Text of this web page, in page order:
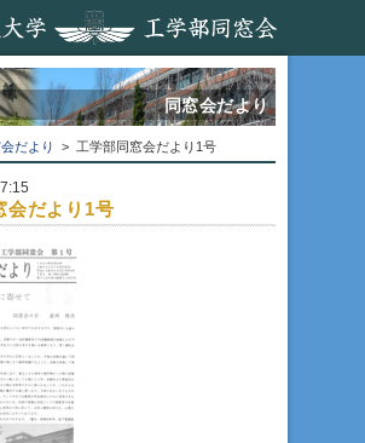
同窓会だより
だより > 工学部同窓会だより1号
会だより1号